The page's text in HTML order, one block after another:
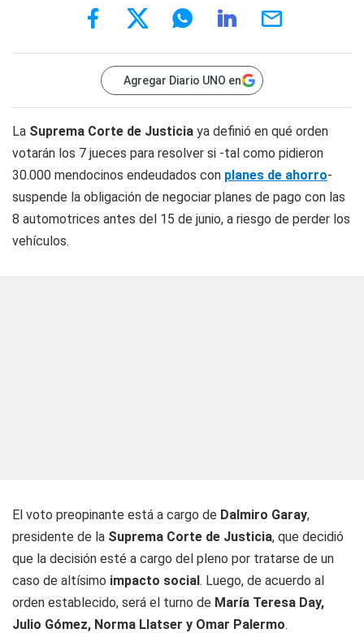
Agregar Diario UNO en
La Suprema Corte de Justicia ya definió en qué orden
votarán los 7 jueces para resolver si -tal como pidieron
30.000 mendocinos endeudados con planes de ahorro-
suspende la obligación de negociar planes de pago con las
8 automotrices antes del 15 de junio, a riesgo de perder los
vehículos.
El voto preopinante está a cargo de Dalmiro Garay,
presidente de la Suprema Corte de Justicia, que decidió
que la decisión esté a cargo del pleno por tratarse de un
caso de altísimo impacto social. Luego, de acuerdo al
orden establecido, será el turno de María Teresa Day,
Julio Gómez, Norma Llatser y Omar Palermo.